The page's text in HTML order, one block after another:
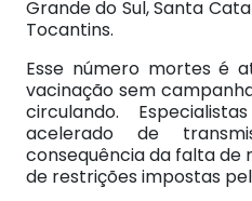
Grande do Sul, Santa
Tocantins.
Esse número mortes é
vacinação sem
circulando.
acelerado de
consequência da falta de
de restrições impostas